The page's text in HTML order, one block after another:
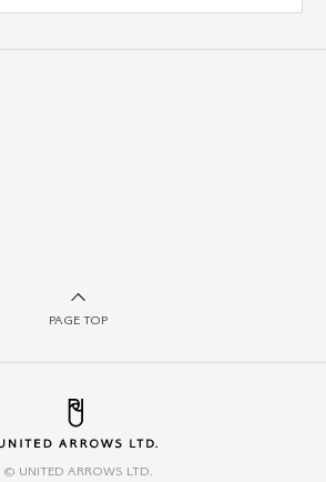
PAGE TOP
© UNITED ARROWS LTD.